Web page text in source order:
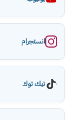
انستجرام
تيك توك